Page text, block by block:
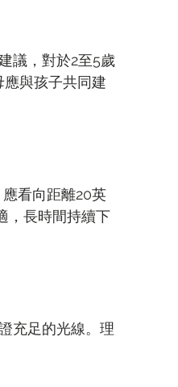
議，對於2至5歲
與孩子共同建
看向距離20英
，長時間持續下
充足的光線。理